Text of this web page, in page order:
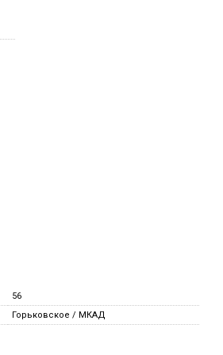
56
Горьковское / МКАД